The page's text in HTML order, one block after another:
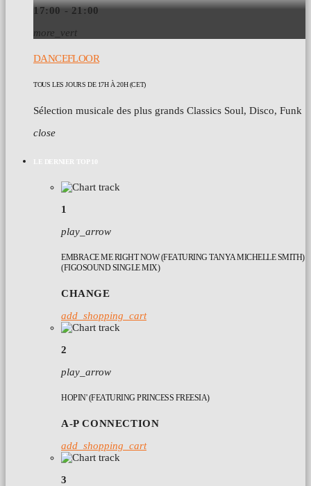
17:00 - 21:00
more_vert
DANCEFLOOR
TOUS LES JOURS DE 17H À 20H (CET)
Sélection musicale des plus grands Classics Soul, Disco, Funk
close
LE DERNIER TOP 10
1
play_arrow
EMBRACE ME RIGHT NOW (FEATURING TANYA MICHELLE SMITH)
(FIGOSOUND SINGLE MIX)
CHANGE
add_shopping_cart
2
play_arrow
HOPIN' (FEATURING PRINCESS FREESIA)
A-P CONNECTION
add_shopping_cart
3